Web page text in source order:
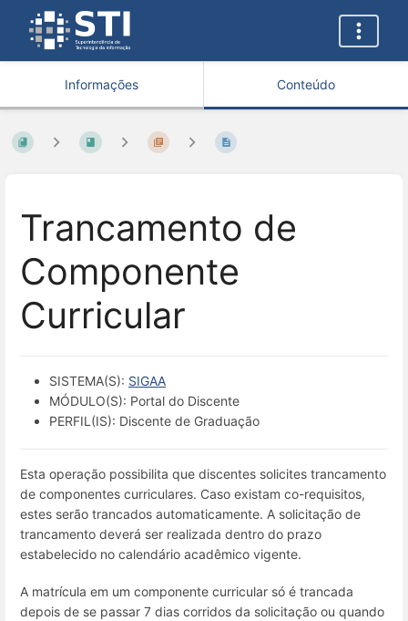
Informações Conteúdo
Trancamento de
Componente
Curricular
SISTEMA(S): SIGAA
MÓDULO(S): Portal do Discente
PERFIL(IS): Discente de Graduação
Esta operação possibilita que discentes solicites trancamento
de componentes curriculares. Caso existam co-requisitos,
estes serão trancados automaticamente. A solicitação de
trancamento deverá ser realizada dentro do prazo
estabelecido no calendário acadêmico vigente.
A matrícula em um componente curricular só é trancada
depois de se passar 7 dias corridos da solicitação ou quando